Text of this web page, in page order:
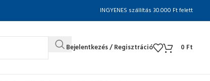
INGYENES szállítás 30.000 Ft felett
Bejelentkezés / Regisztráció 0 Ft